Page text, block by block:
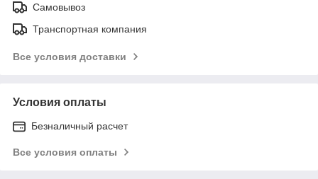
Самовывоз
Транспортная компания
Все условия доставки
Условия оплаты
Безналичный расчет
Все условия оплаты